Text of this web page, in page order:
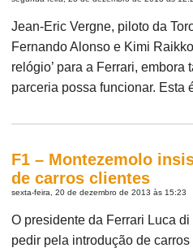
Jean-Eric Vergne, piloto da
Fernando Alonso e Kimi
relógio’ para a Ferrari, embora
parceria possa funcionar. Esta
F1 – Montezemolo
de carros clientes
sexta-feira, 20 de dezembro de 2013 às 15:23
O presidente da Ferrari Luca
pedir pela introdução de